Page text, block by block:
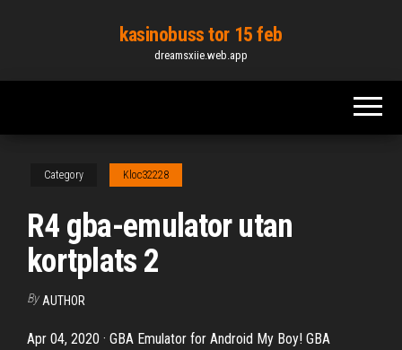
content
kasinobuss tor 15 feb
dreamsxiie.web.app
Category Kloc32228
R4 gba-emulator utan
kortplats 2
By AUTHOR
Apr 04, 2020 · GBA Emulator for Android My Boy! GBA